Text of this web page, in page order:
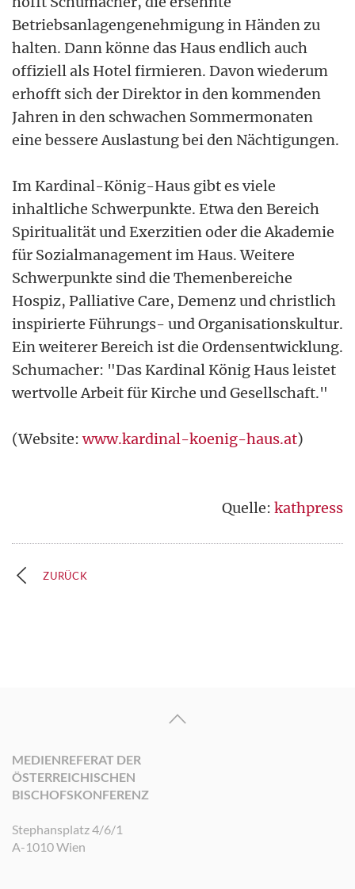
Betriebsanlagengenehmigung in Händen zu
halten. Dann könne das Haus endlich auch
offiziell als Hotel firmieren. Davon wiederum
erhofft sich der Direktor in den kommenden
Jahren in den schwachen Sommermonaten
eine bessere Auslastung bei den Nächtigungen.
Im Kardinal-König-Haus gibt es viele
inhaltliche Schwerpunkte. Etwa den Bereich
Spiritualität und Exerzitien oder die Akademie
für Sozialmanagement im Haus. Weitere
Schwerpunkte sind die Themenbereiche
Hospiz, Palliative Care, Demenz und christlich
inspirierte Führungs- und Organisationskultur.
Ein weiterer Bereich ist die Ordensentwicklung.
Schumacher: "Das Kardinal König Haus leistet
wertvolle Arbeit für Kirche und Gesellschaft."
(Website:www.kardinal-koenig-haus.at)
Quelle: kathpress
ZURÜCK
MEDIENREFERAT DER
ÖSTERREICHISCHEN
BISCHOFSKONFERENZ
Stephansplatz 4/6/1
A-1010 Wien